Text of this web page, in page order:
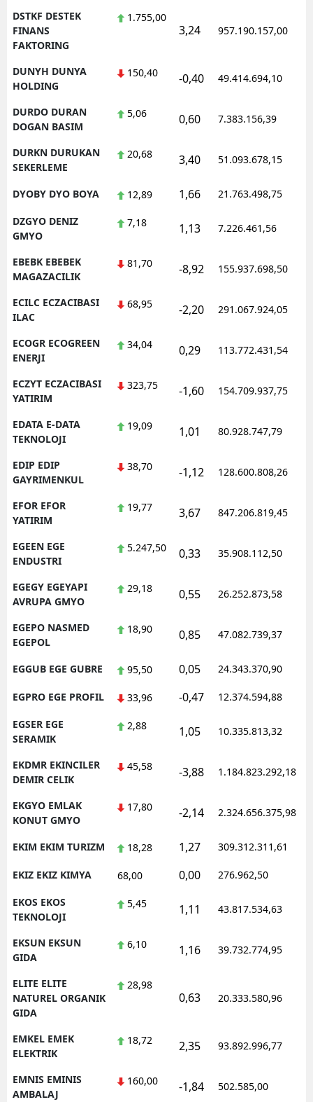
DSTKF DESTEK
FINANS
FAKTORING
1.755,00
3,24 957.190.157,00
DUNYH DUNYA
HOLDING
150,40 -0,40 49.414.694,10
DURDO DURAN
DOGAN BASIM
5,06 0,60 7.383.156,39
DURKN DURUKAN
SEKERLEME
20,68 3,40 51.093.678,15
DYOBY DYO BOYA 12,89 1,66 21.763.498,75
DZGYO DENIZ
GMYO
7,18 1,13 7.226.461,56
EBEBK EBEBEK
MAGAZACILIK
81,70 -8,92 155.937.698,50
ECILC ECZACIBASI
ILAC
68,95 -2,20 291.067.924,05
ECOGR ECOGREEN
ENERJI
34,04 0,29 113.772.431,54
ECZYT ECZACIBASI
YATIRIM
323,75 -1,60 154.709.937,75
EDATA E-DATA
TEKNOLOJI
19,09 1,01 80.928.747,79
EDIP EDIP
GAYRIMENKUL
38,70 -1,12 128.600.808,26
EFOR EFOR
YATIRIM
19,77 3,67 847.206.819,45
EGEEN EGE
ENDUSTRI
5.247,50 0,33 35.908.112,50
EGEGY EGEYAPI
AVRUPA GMYO
29,18 0,55 26.252.873,58
EGEPO NASMED
EGEPOL
18,90 0,85 47.082.739,37
EGGUB EGE GUBRE 95,50 0,05 24.343.370,90
EGPRO EGE PROFIL 33,96 -0,47 12.374.594,88
EGSER EGE
SERAMIK
2,88 1,05 10.335.813,32
EKDMR EKINCILER
DEMIR CELIK
45,58 -3,88 1.184.823.292,18
EKGYO EMLAK
KONUT GMYO
17,80 -2,14 2.324.656.375,98
EKIM EKIM TURIZM 18,28 1,27 309.312.311,61
EKIZ EKIZ KIMYA 68,00 0,00 276.962,50
EKOS EKOS
TEKNOLOJI
5,45 1,11 43.817.534,63
EKSUN EKSUN
GIDA
6,10 1,16 39.732.774,95
ELITE ELITE
NATUREL ORGANIK
GIDA
28,98
0,63 20.333.580,96
EMKEL EMEK
ELEKTRIK
18,72 2,35 93.892.996,77
EMNIS EMINIS
AMBALAJ
160,00 -1,84 502.585,00